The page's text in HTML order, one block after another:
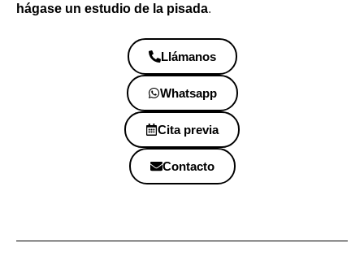
hágase un estudio de la pisada.
Llámanos
Whatsapp
Cita previa
Contacto